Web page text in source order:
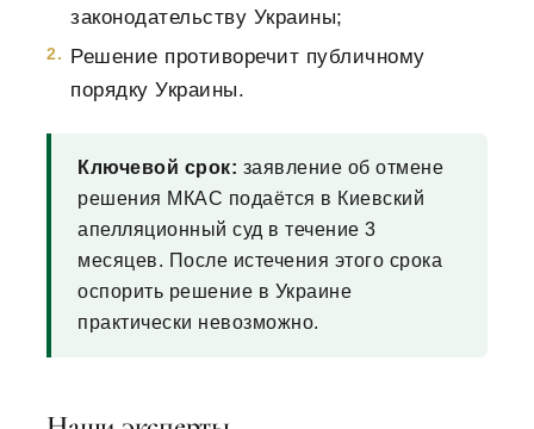
законодательству Украины;
Решение противоречит публичному
порядку Украины.
Ключевой срок: заявление об отмене
решения МКАС подаётся в Киевский
апелляционный суд в течение 3
месяцев. После истечения этого срока
оспорить решение в Украине
практически невозможно.